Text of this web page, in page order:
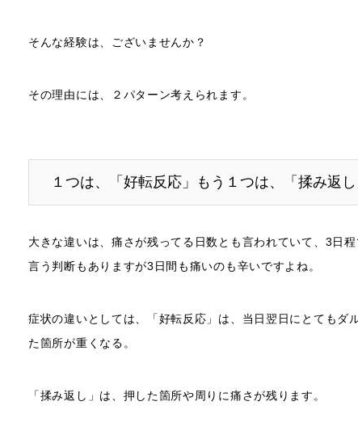
そんな経験は、ございませんか？
その理由には、２パターン考えられます。
１つは、「好転反応」もう１つは、「揉み返し
大きな違いは、痛さが残ってる日数とも言われていて、3日
言う判断もありますが3日間も痛いのも辛いですよね。
症状の違いとしては、「好転反応」は、当日翌日にとてもダ
た箇所が重くなる。
「揉み返し」は、押した箇所や周りに痛さが残ります。